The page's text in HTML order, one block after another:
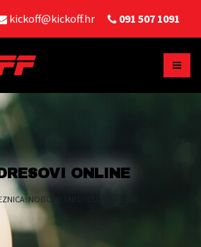
kickoff@kickoff.hr 091 507 1091
ONLINE
NOGOMETNI DRESOVI ONLINE